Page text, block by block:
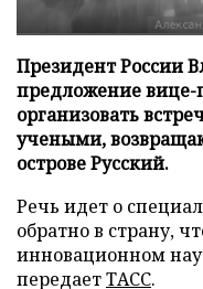
Президент России
предложение
организовать
учеными,
острове Русский.
Речь идет о
обратно в страну,
инновационном
передаетТАСС.